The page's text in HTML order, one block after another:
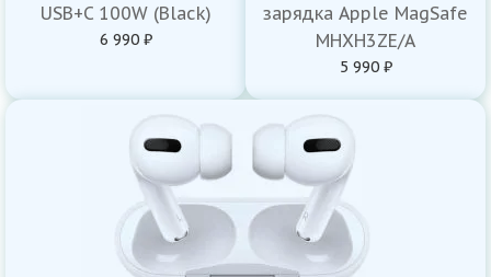
USB+C 100W (Black)
6 990 ₽
зарядка Apple MagSafe
MHXH3ZE/A
5 990 ₽